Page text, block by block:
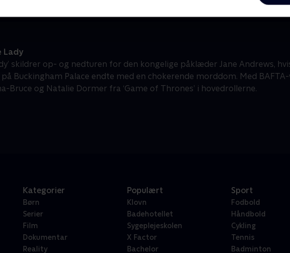
Lady
skildrer op- og nedturen for den kongelige påklæder Jane Andrews,
Buckingham Palace endte med en chokerende morddom. Med
Bruce og Natalie Dormer fra ‘Game of Thrones’ i hovedrollerne.
Kategorier
Børn
Serier
Film
Dokumentar
Reality
Populært
Klovn
Badehotellet
Sygeplejeskolen
X Factor
Bachelor
Sport
Fodbold
Håndbold
Cykling
Tennis
Badminton